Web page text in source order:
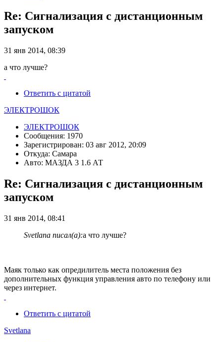
Re: Сигнализация с дистанционным
запуском
31 янв 2014, 08:39
а что лучше?
Ответить с цитатой
ЭЛЕКТРОШОК
ЭЛЕКТРОШОК
Сообщения: 1970
Зарегистрирован: 03 авг 2012, 20:09
Откуда: Самара
Авто: МАЗДА 3 1.6 АТ
Re: Сигнализация с дистанционным
запуском
31 янв 2014, 08:41
Svetlana писал(а):а что лучше?
Маяк только как опредилитель места положения без
дополнительных функция управления авто по телефону или
через интернет.
Ответить с цитатой
Svetlana